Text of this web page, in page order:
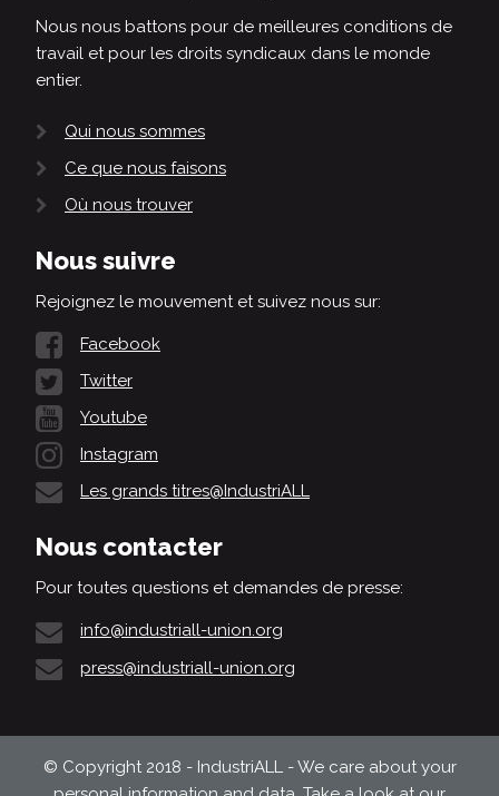
Nous nous battons pour de meilleures conditions de
travail et pour les droits syndicaux dans le monde
entier.
Qui nous sommes
Ce que nous faisons
Où nous trouver
Nous suivre
Rejoignez le mouvement et suivez nous sur:
Facebook
Twitter
Youtube
Instagram
Les grands titres@IndustriALL
Nous contacter
Pour toutes questions et demandes de presse:
info@industriall-union.org
press@industriall-union.org
© Copyright 2018 - IndustriALL - We care about your